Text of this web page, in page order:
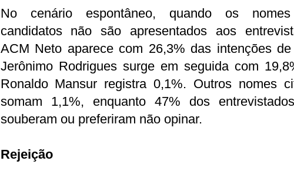
No cenário espontâneo, quando os
candidatos não são apresentados aos
ACM Neto aparece com 26,3% das intenções
Jerônimo Rodrigues surge em seguida com
Ronaldo Mansur registra 0,1%. Outros nomes
somam 1,1%, enquanto 47% dos
souberam ou preferiram não opinar.
Rejeição